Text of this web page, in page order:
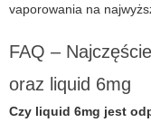
vaporowania na
FAQ –
oraz liquid 6mg
Czy liquid 6mg jest